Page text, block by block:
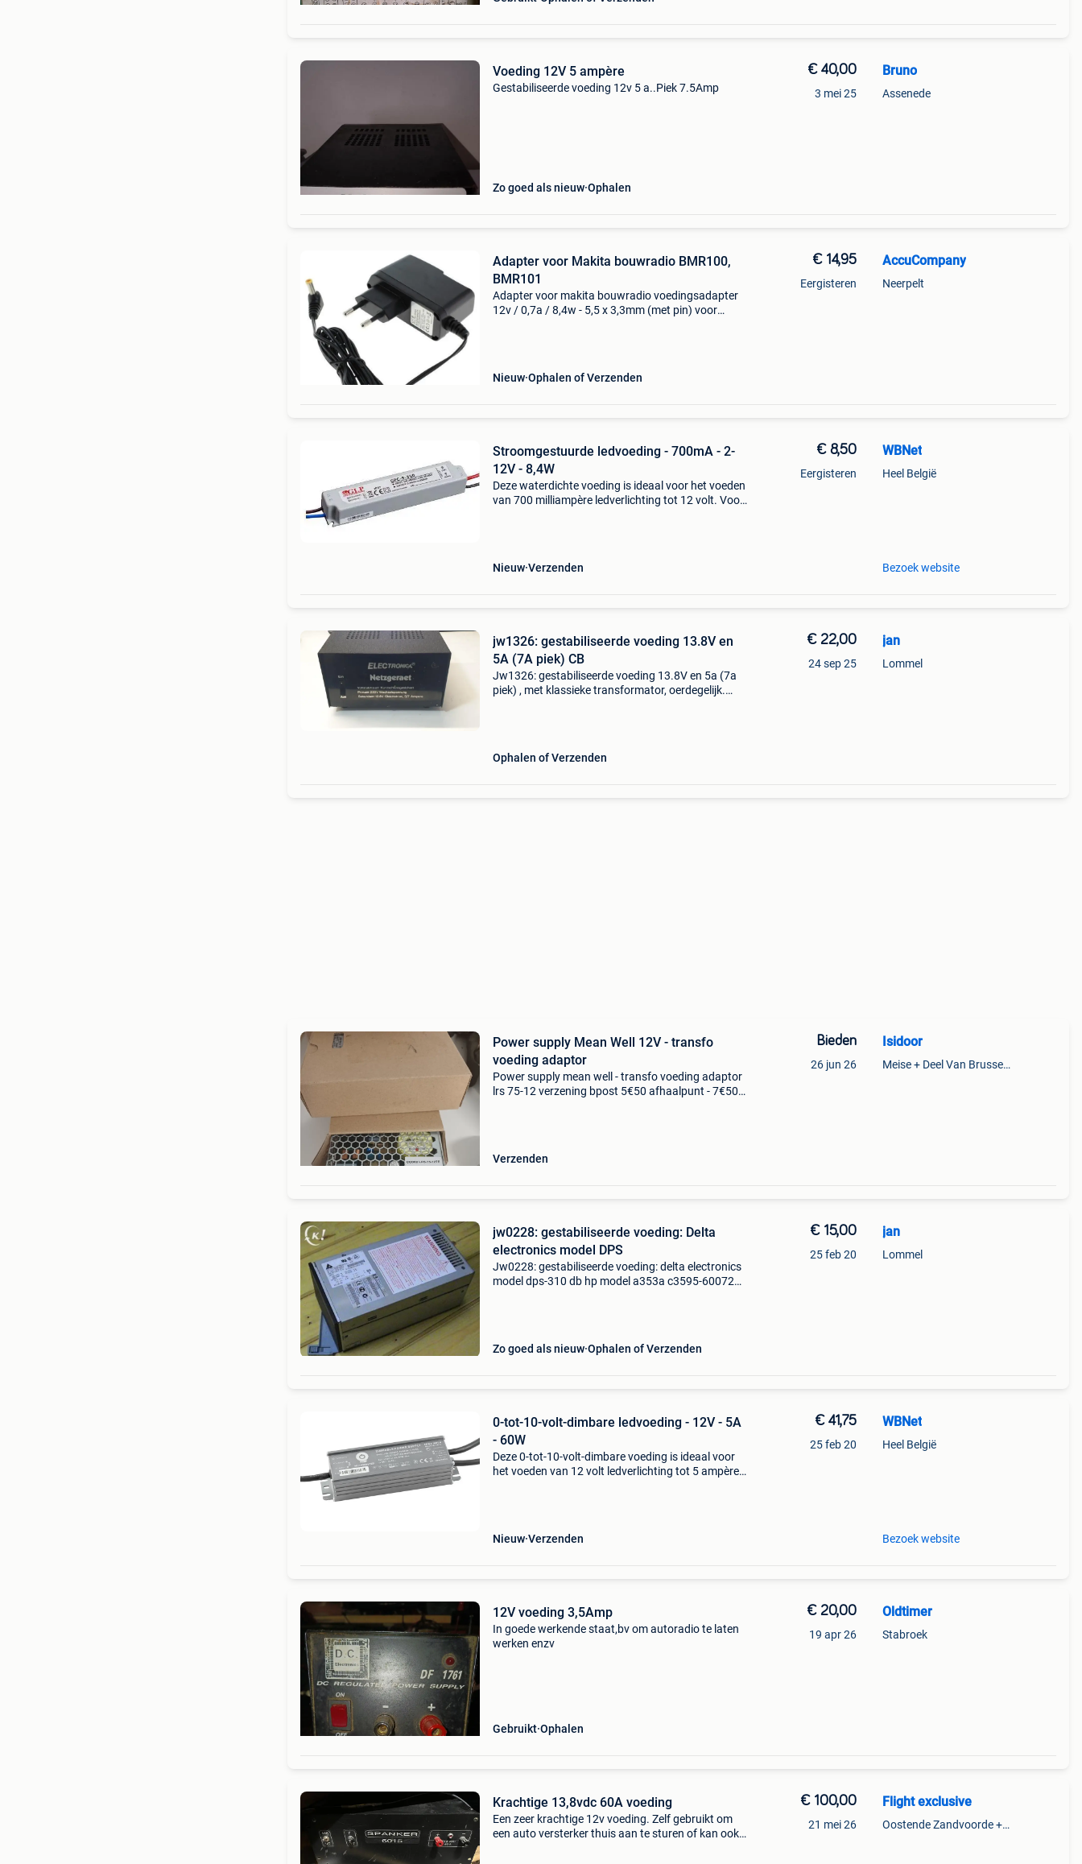
Voeding 12V 5 ampère
Gestabiliseerde voeding 12v 5 a..Piek 7.5Amp
Zo goed als nieuw Ophalen
€ 40,00
3 mei 25
Bruno
Assenede
Adapter voor Makita bouwradio BMR100,
BMR101
Adapter voor makita bouwradio voedingsadapter
12v / 0,7a / 8,4w - 5,5 x 3,3mm (met pin) voor
Nieuw Ophalen of Verzenden
€ 14,95
Eergisteren
AccuCompany
Neerpelt
Stroomgestuurde ledvoeding - 700mA - 2-
12V - 8,4W
Deze waterdichte voeding is ideaal voor het voeden
van 700 milliampère ledverlichting tot 12 volt. Voor
Nieuw Verzenden
€ 8,50
Eergisteren
WBNet
Heel België
Bezoek website
jw1326: gestabiliseerde voeding 13.8V en
5A (7A piek) CB
Jw1326: gestabiliseerde voeding 13.8V en 5a (7a
piek) , met klassieke transformator, oerdegelijk.
Ophalen of Verzenden
€ 22,00
24 sep 25
jan
Lommel
Power supply Mean Well 12V - transfo
voeding adaptor
Power supply mean well - transfo voeding adaptor
lrs 75-12 verzening bpost 5€50 afhaalpunt - 7€50
Verzenden
Bieden
26 jun 26
Isidoor
Meise + Deel Van Brussegem
jw0228: gestabiliseerde voeding: Delta
electronics model DPS
Jw0228: gestabiliseerde voeding: delta electronics
model dps-310 db hp model a353a c3595-60072
Zo goed als nieuw Ophalen of Verzenden
€ 15,00
25 feb 20
jan
Lommel
0-tot-10-volt-dimbare ledvoeding - 12V - 5A
- 60W
Deze 0-tot-10-volt-dimbare voeding is ideaal voor
het voeden van 12 volt ledverlichting tot 5 ampère.
Nieuw Verzenden
€ 41,75
25 feb 20
WBNet
Heel België
Bezoek website
12V voeding 3,5Amp
In goede werkende staat,bv om autoradio te laten
werken enzv
Gebruikt Ophalen
€ 20,00
19 apr 26
Oldtimer
Stabroek
Krachtige 13,8vdc 60A voeding
Een zeer krachtige 12v voeding. Zelf gebruikt om
een auto versterker thuis aan te sturen of kan ook
€ 100,00
21 mei 26
Flight exclusive
Oostende Zandvoorde +Oostende